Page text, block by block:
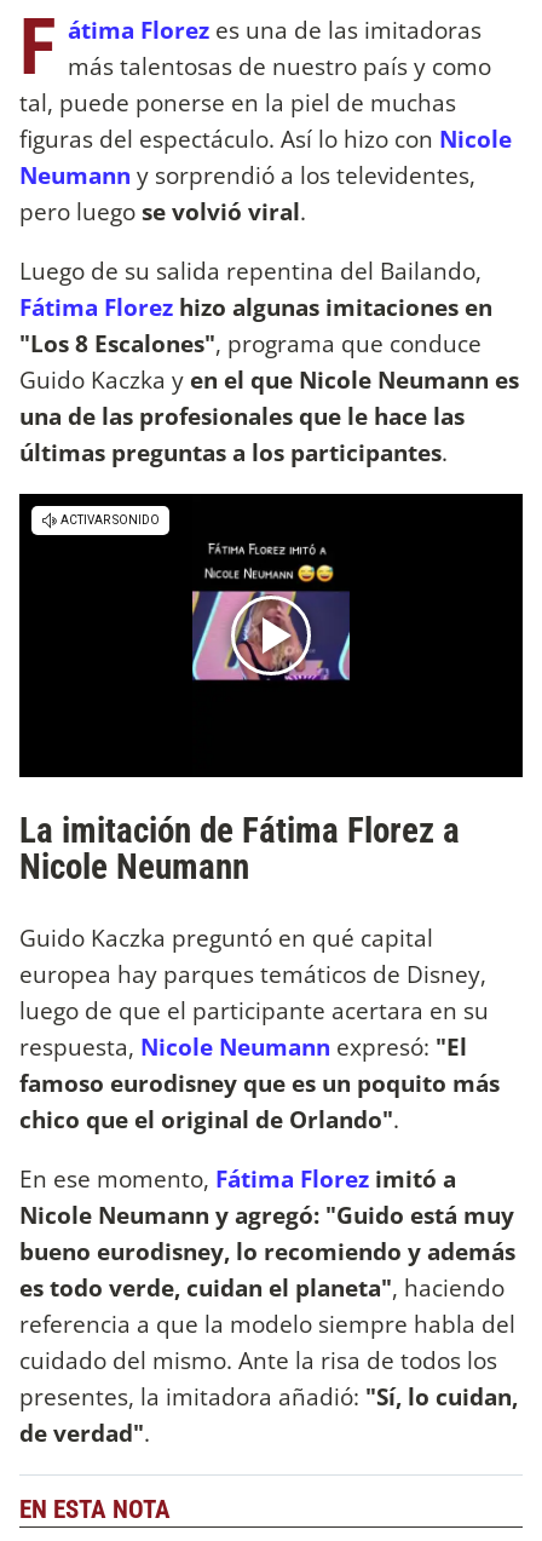
F átima Florez es una de las imitadoras
más talentosas de nuestro país y como
tal, puede ponerse en la piel de muchas
figuras del espectáculo. Así lo hizo con Nicole
Neumann y sorprendió a los televidentes,
pero luegose volvió viral.
Luego de su salida repentina del Bailando,
Fátima Florez hizo algunas imitaciones en
"Los 8 Escalones", programa que conduce
Guido Kaczka y en el que Nicole Neumann es
una de las profesionales que le hace las
últimas preguntas a los participantes.
La imitación de Fátima Florez a
Nicole Neumann
Guido Kaczka preguntó en qué capital
europea hay parques temáticos de Disney,
luego de que el participante acertara en su
respuesta, Nicole Neumann expresó: "El
famoso eurodisney que es un poquito más
chico que el original de Orlando".
En ese momento, Fátima Florez imitó a
Nicole Neumann y agregó: "Guido está muy
bueno eurodisney, lo recomiendo y además
es todo verde, cuidan el planeta", haciendo
referencia a que la modelo siempre habla del
cuidado del mismo. Ante la risa de todos los
presentes, la imitadora añadió: "Sí, lo cuidan,
de verdad".
EN ESTA NOTA